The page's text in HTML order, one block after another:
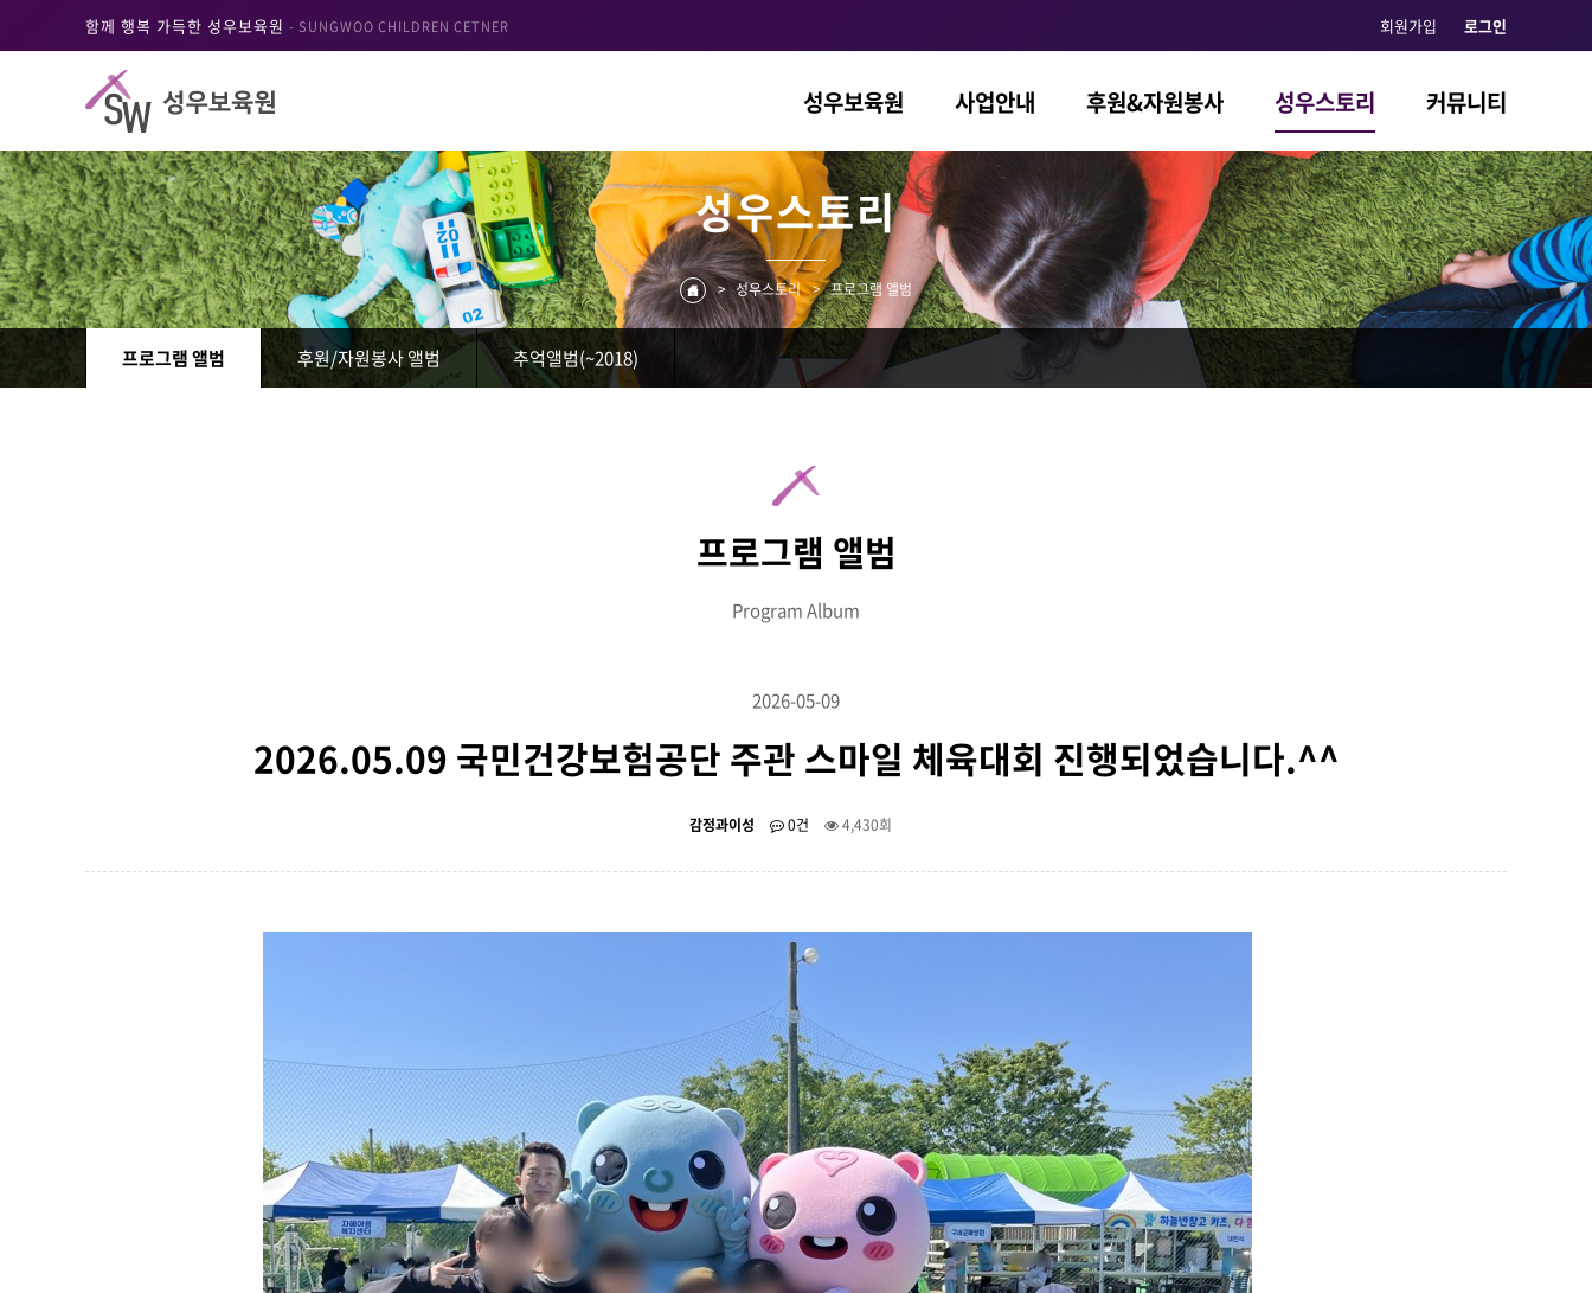
함께 행복 가득한 성우보육원 - SUNGWOO CHILDREN CETNER 회원가입 로그인
성우보육원 사업안내 후원&자원봉사 성우스토리 커뮤니티
성우스토리
> 성우스토리 > 프로그램 앨범
프로그램 앨범 후원/자원봉사 앨범 추억앨범(~2018)
프로그램 앨범
Program Album
2026-05-09
2026.05.09 국민건강보험공단 주관 스마일 체육대회 진행되었습니다.^^
감정과이성 0건 4,430회